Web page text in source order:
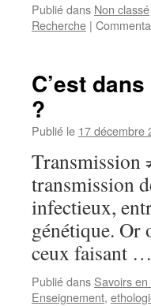
Publié dans Non classé
Recherche |
C’est
?
Publié le 17 décembre
Transmission
transmission
infectieux,
génétique. Or
ceux faisant …
Publié dans Savoirs
Enseignement,